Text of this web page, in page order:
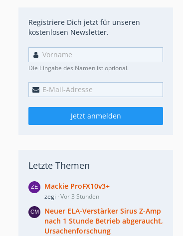
Registriere Dich jetzt für unseren
kostenlosen Newsletter.
Die Eingabe des Namen ist optional.
Jetzt anmelden
Letzte Themen
Mackie ProFX10v3+
zegi Vor 3 Stunden
Neuer ELA-Verstärker Sirus Z-Amp
nach 1 Stunde Betrieb abgeraucht,
Ursachenforschung